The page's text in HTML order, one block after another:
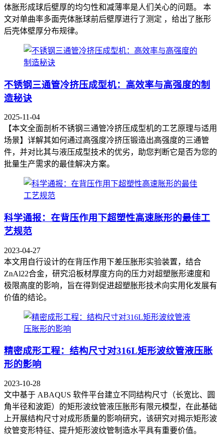
体胀形成球后壁厚的均匀性和减薄率是人们关心的问题。 本
文对单曲率多面壳体胀球前后壁厚进行了测定 ，给出了胀形
后壳体壁厚分布规律。
不锈钢三通管冷挤压成型机：高效率与高强度的制
造秘诀
2025-11-04
【本文全面剖析不锈钢三通管冷挤压成型机的工艺原理与适用
场景】详解其如何通过高强度冷挤压锻造出高强度的三通管
件，并对比其与液压成型技术的优劣，助您判断它是否为您的
批量生产需求的最佳解决方案。
科学通报：在背压作用下超塑性高速胀形的最佳工
艺规范
2023-04-27
本文用自行设计的在背压作用下差压胀形实验装置，结合
ZnAl22合金，研究沿板材厚度方向的压力对超塑胀形速度和
极限高度的影响，旨在得到促进超塑胀形技术向实用化发展有
价值的结论。
精密成形工程：结构尺寸对316L矩形波纹管液压胀
形的影响
2023-10-28
文中基于 ABAQUS 软件平台建立不同结构尺寸（长宽比、圆
角半径和波距）的矩形波纹管液压胀形有限元模型，在此基础
上开展结构尺寸对成形质量的影响研究，该研究对揭示矩形波
纹管变形特征、提升矩形波纹管制造水平具有重要价值。